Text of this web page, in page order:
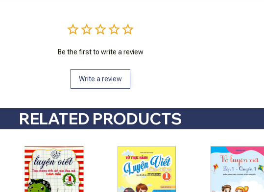
Be the first to write a review
Write a review
RELATED PRODUCTS